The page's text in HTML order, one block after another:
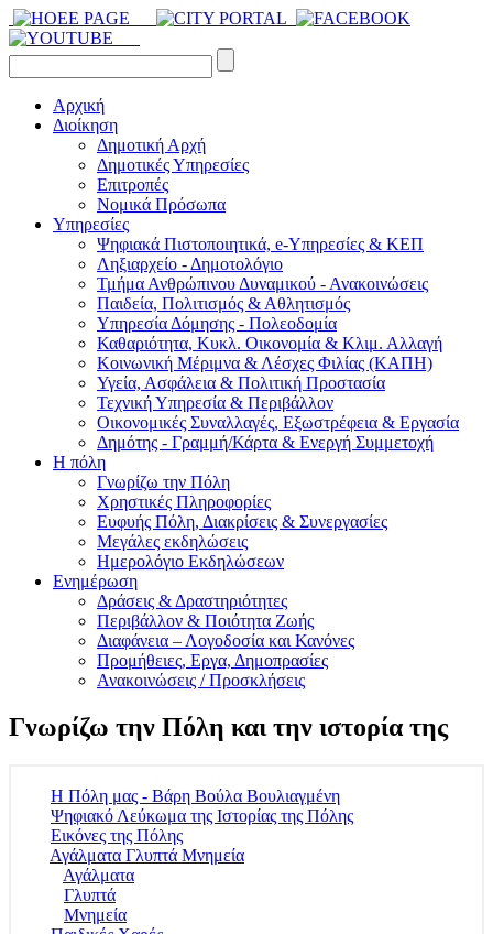
Αρχική
Διοίκηση
Δημοτική Αρχή
Δημοτικές Υπηρεσίες
Επιτροπές
Νομικά Πρόσωπα
Υπηρεσίες
Ψηφιακά Πιστοποιητικά, e-Υπηρεσίες & ΚΕΠ
Ληξιαρχείο - Δημοτολόγιο
Τμήμα Ανθρώπινου Δυναμικού - Ανακοινώσεις
Παιδεία, Πολιτισμός & Αθλητισμός
Υπηρεσία Δόμησης - Πολεοδομία
Καθαριότητα, Κυκλ. Οικονομία & Κλιμ. Αλλαγή
Kοινωνική Μέριμνα & Λέσχες Φιλίας (ΚΑΠΗ)
Υγεία, Ασφάλεια & Πολιτική Προστασία
Τεχνική Υπηρεσία & Περιβάλλον
Οικονομικές Συναλλαγές, Εξωστρέφεια & Εργασία
Δημότης - Γραμμή/Κάρτα & Ενεργή Συμμετοχή
Η πόλη
Γνωρίζω την Πόλη
Χρηστικές Πληροφορίες
Ευφυής Πόλη, Διακρίσεις & Συνεργασίες
Μεγάλες εκδηλώσεις
Ημερολόγιο Εκδηλώσεων
Ενημέρωση
Δράσεις & Δραστηριότητες
Περιβάλλον & Ποιότητα Ζωής
Διαφάνεια – Λογοδοσία και Κανόνες
Προμήθειες, Εργα, Δημοπρασίες
Ανακοινώσεις / Προσκλήσεις
Γνωρίζω την Πόλη και την ιστορία της
Η Πόλη μας - Βάρη Βούλα Βουλιαγμένη
Ψηφιακό Λεύκωμα της Ιστορίας της Πόλης
Εικόνες της Πόλης
Αγάλματα Γλυπτά Μνημεία
Αγάλματα
Γλυπτά
Μνημεία